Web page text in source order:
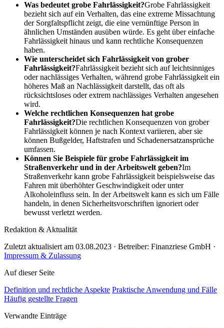
Was bedeutet grobe Fahrlässigkeit?Grobe Fahrlässigkeit
bezieht sich auf ein Verhalten, das eine extreme Missachtung
der Sorgfaltspflicht zeigt, die eine vernünftige Person in
ähnlichen Umständen ausüben würde. Es geht über einfache
Fahrlässigkeit hinaus und kann rechtliche Konsequenzen
haben.
Wie unterscheidet sich Fahrlässigkeit von grober
Fahrlässigkeit?Fahrlässigkeit bezieht sich auf leichtsinniges
oder nachlässiges Verhalten, während grobe Fahrlässigkeit ein
höheres Maß an Nachlässigkeit darstellt, das oft als
rücksichtsloses oder extrem nachlässiges Verhalten angesehen
wird.
Welche rechtlichen Konsequenzen hat grobe
Fahrlässigkeit?Die rechtlichen Konsequenzen von grober
Fahrlässigkeit können je nach Kontext variieren, aber sie
können Bußgelder, Haftstrafen und Schadenersatzansprüche
umfassen.
Können Sie Beispiele für grobe Fahrlässigkeit im
Straßenverkehr und in der Arbeitswelt geben?Im
Straßenverkehr kann grobe Fahrlässigkeit beispielsweise das
Fahren mit überhöhter Geschwindigkeit oder unter
Alkoholeinfluss sein. In der Arbeitswelt kann es sich um Fälle
handeln, in denen Sicherheitsvorschriften ignoriert oder
bewusst verletzt werden.
Redaktion & Aktualität
Zuletzt aktualisiert am 03.08.2023 · Betreiber: Finanzriese GmbH ·
Impressum & Zulassung
Auf dieser Seite
Definition und rechtliche Aspekte Praktische Anwendung und Fälle
Häufig gestellte Fragen
Verwandte Einträge